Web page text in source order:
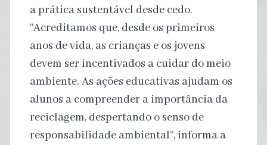
a prática sustentável desde cedo.
“Acreditamos que, desde os primeiros
anos de vida, as crianças e os jovens
devem ser incentivados a cuidar do meio
ambiente. As ações educativas ajudam os
alunos a compreender a importância da
reciclagem, despertando o senso de
responsabilidade ambiental”, informa a